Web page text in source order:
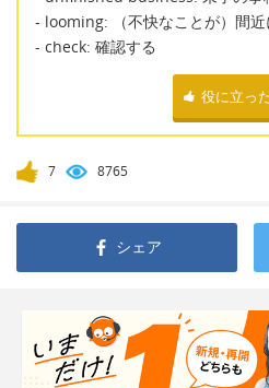
- looming: （不快なことが）間近
- check: 確認する
役に立っ
7 8765
シェア